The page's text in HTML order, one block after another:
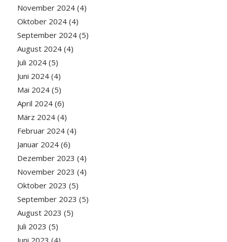
November 2024(4)
Oktober 2024(4)
September 2024(5)
August 2024(4)
Juli 2024(5)
Juni 2024(4)
Mai 2024(5)
April 2024(6)
März 2024(4)
Februar 2024(4)
Januar 2024(6)
Dezember 2023 (4)
November 2023 (4)
Oktober 2023 (5)
September 2023 (5)
August 2023 (5)
Juli 2023 (5)